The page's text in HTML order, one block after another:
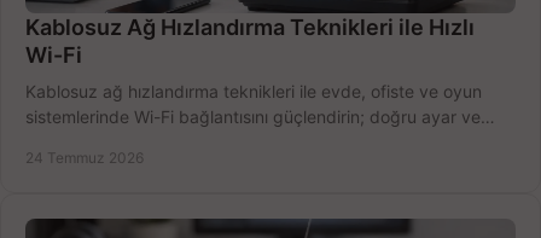
Kablosuz Ağ Hızlandırma Teknikleri ile Hızlı
Wi-Fi
Kablosuz ağ hızlandırma teknikleri ile evde, ofiste ve oyun
sistemlerinde Wi-Fi bağlantısını güçlendirin; doğru ayar ve
24 Temmuz 2026